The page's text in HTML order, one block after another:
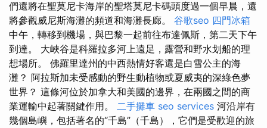
們還將在聖莫尼卡海岸的聖塔莫尼卡碼頭度過一個早晨，還
將參觀威尼斯海灘的頻道和海灘長廊。 谷歌seo 四門冰箱
中午，轉移到機場，與巴黎一起前往布達佩斯，第二天下午
到達。 大峽谷是科羅拉多河上遠足，露營和野水划船的理
想場所。 佛羅里達州的中西熱情好客還是白雪公主的海
灘？ 阿拉斯加未受感動的野生動植物或夏威夷的深綠色夢
世界？ 這條河位於加拿大和美國的邊界，在兩國之間的商
業運輸中起著關鍵作用。 二手攤車 seo services 河沿岸有
幾個島嶼，包括著名的“千島”（千島），它們是受歡迎的旅